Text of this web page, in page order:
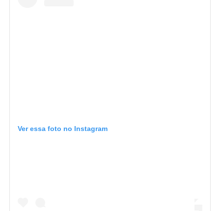
Ver essa foto no Instagram